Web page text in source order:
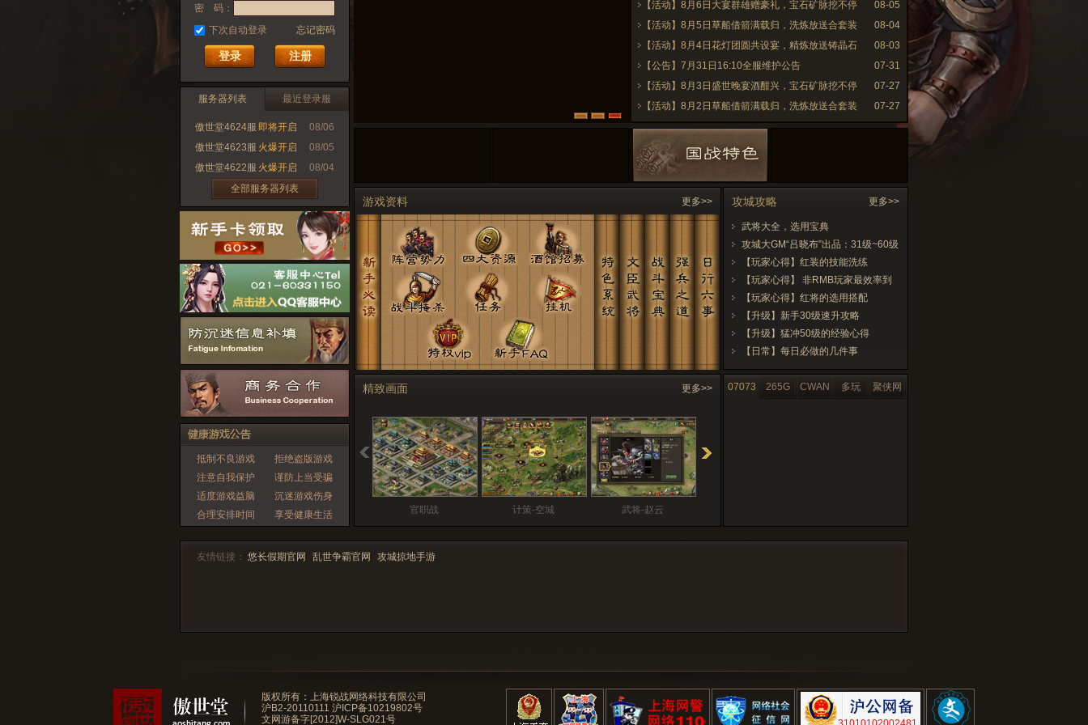
密 码：
下次自动登录
忘记密码
注册
服务器列表 最近登录服
傲世堂4624服 即将开启
08/06
傲世堂4623服 火爆开启
08/05
傲世堂4622服 火爆开启
08/04
全部服务器列表
抵制不良游戏
拒绝盗版游戏
注意自我保护
谨防上当受骗
适度游戏益脑
沉迷游戏伤身
合理安排时间
享受健康生活
【活动】8月6日大宴群雄赠豪礼，宝石矿脉挖不停
08-05
【活动】8月5日草船借箭满载归，洗炼放送合套装
08-04
【活动】8月4日花灯团圆共设宴，精炼放送铸晶石
08-03
【公告】7月31日16:10全服维护公告
07-31
【活动】8月3日盛世晚宴酒酣兴，宝石矿脉挖不停
07-27
【活动】8月2日草船借箭满载归，洗炼放送合套装
07-27
游戏资料 更多>> 攻城攻略 更多>>
武将大全，选用宝典
攻城大GM“吕晓布”出品：31级~60级
攻略
【玩家心得】红装的技能洗练
【玩家心得】 非RMB玩家最效率到
70级和装备武将搭配
【玩家心得】红将的选用搭配
【升级】新手30级速升攻略
【升级】猛冲50级的经验心得
【日常】每日必做的几件事
精致画面 更多>>
官职战 计策-空城 武将-赵云
07073 265G CWAN 多玩 聚侠网
友情链接： 悠长假期官网 乱世争霸官网 攻城掠地手游
版权所有：上海锐战网络科技有限公司
沪B2-20110111 沪ICP备10219802号
文网游备字[2012]W-SLG021号